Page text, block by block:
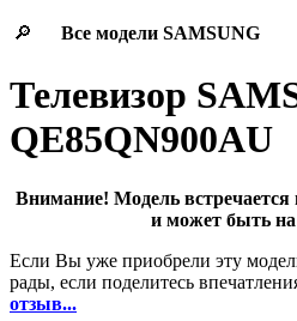
🔎 Все модели SAMSUNG
Телевизор
QE85QN900AU
Внимание! Модель встречается
и может быть на
Если Вы уже приобрели эту
рады, если поделитесь
отзыв...